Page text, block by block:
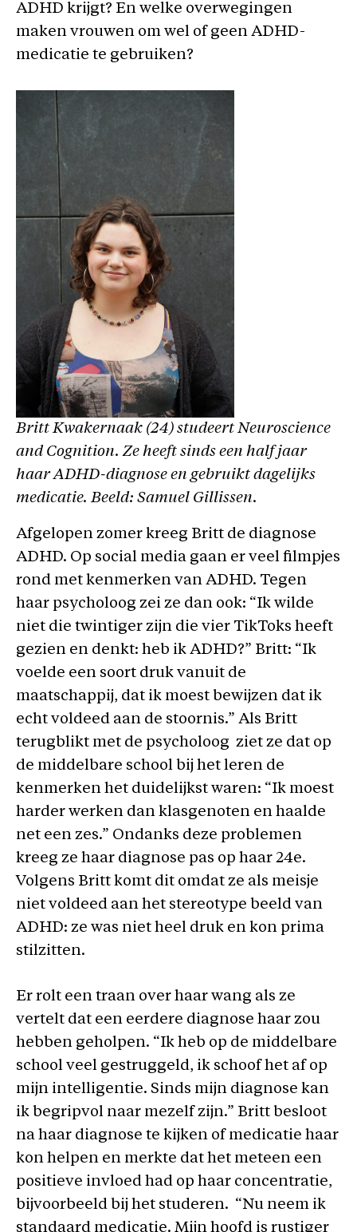
ADHD krijgt? En welke overwegingen
maken vrouwen om wel of geen ADHD-
medicatie te gebruiken?
Britt Kwakernaak (24) studeert Neuroscience
and Cognition. Ze heeft sinds een half jaar
haar ADHD-diagnose en gebruikt dagelijks
medicatie. Beeld: Samuel Gillissen.
Afgelopen zomer kreeg Britt de diagnose
ADHD. Op social media gaan er veel filmpjes
rond met kenmerken van ADHD. Tegen
haar psycholoog zei ze dan ook: “Ik wilde
niet die twintiger zijn die vier TikToks heeft
gezien en denkt: heb ik ADHD?” Britt: “Ik
voelde een soort druk vanuit de
maatschappij, dat ik moest bewijzen dat ik
echt voldeed aan de stoornis.” Als Britt
terugblikt met de psycholoog ziet ze dat op
de middelbare school bij het leren de
kenmerken het duidelijkst waren: “Ik moest
harder werken dan klasgenoten en haalde
net een zes.” Ondanks deze problemen
kreeg ze haar diagnose pas op haar 24e.
Volgens Britt komt dit omdat ze als meisje
niet voldeed aan het stereotype beeld van
ADHD: ze was niet heel druk en kon prima
stilzitten.
Er rolt een traan over haar wang als ze
vertelt dat een eerdere diagnose haar zou
hebben geholpen. “Ik heb op de middelbare
school veel gestruggeld, ik schoof het af op
mijn intelligentie. Sinds mijn diagnose kan
ik begripvol naar mezelf zijn.” Britt besloot
na haar diagnose te kijken of medicatie haar
kon helpen en merkte dat het meteen een
positieve invloed had op haar concentratie,
bijvoorbeeld bij het studeren. “Nu neem ik
standaard medicatie. Mijn hoofd is rustiger